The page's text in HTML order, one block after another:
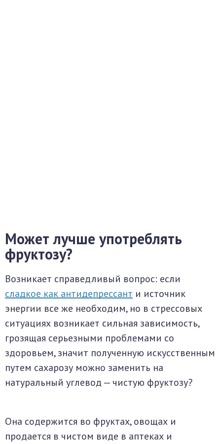
Может лучше употреблять
фруктозу?
Возникает справедливый вопрос: если
сладкое как антидепрессант и источник
энергии все же необходим, но в стрессовых
ситуациях возникает сильная зависимость,
грозящая серьезными проблемами со
здоровьем, значит полученную искусственным
путем сахарозу можно заменить на
натуральный углевод — чистую фруктозу?
Она содержится во фруктах, овощах и
продается в чистом виде в аптеках и